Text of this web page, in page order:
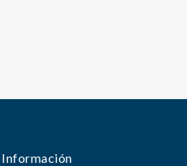
Información